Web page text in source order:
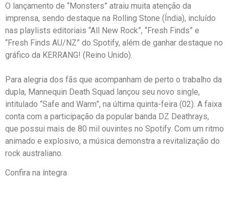
O lançamento de “Monsters” atraiu muita atenção da
imprensa, sendo destaque na Rolling Stone (Índia), incluído
nas playlists editoriais “All New Rock”, “Fresh Finds” e
“Fresh Finds AU/NZ” do Spotify, além de ganhar destaque no
gráfico da KERRANG! (Reino Unido).
Para alegria dos fãs que acompanham de perto o trabalho da
dupla, Mannequin Death Squad lançou seu novo single,
intitulado “Safe and Warm”, na última quinta-feira (02). A faixa
conta com a participação da popular banda DZ Deathrays,
que possui mais de 80 mil ouvintes no Spotify. Com um ritmo
animado e explosivo, a música demonstra a revitalização do
rock australiano.
Confira na íntegra